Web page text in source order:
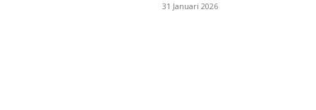
31 Januari 2026